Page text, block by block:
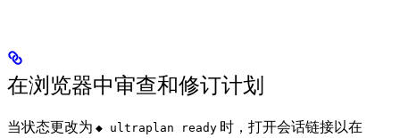
在浏览器中审查和修订计划
当状态更改为 ◆ ultraplan ready 时，打开会话链接以在